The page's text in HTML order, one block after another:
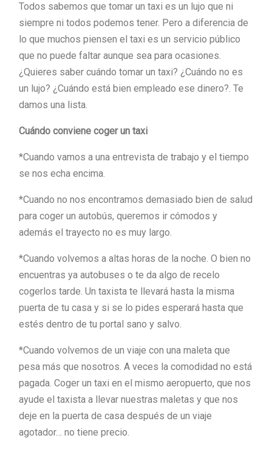
Todos sabemos que tomar un taxi es un lujo que ni
siempre ni todos podemos tener. Pero a diferencia de
lo que muchos piensen el taxi es un servicio público
que no puede faltar aunque sea para ocasiones.
¿Quieres saber cuándo tomar un taxi? ¿Cuándo no es
un lujo? ¿Cuándo está bien empleado ese dinero?. Te
damos una lista.
Cuándo conviene coger un taxi
*Cuando vamos a una entrevista de trabajo y el tiempo
se nos echa encima.
*Cuando no nos encontramos demasiado bien de salud
para coger un autobús, queremos ir cómodos y
además el trayecto no es muy largo.
*Cuando volvemos a altas horas de la noche. O bien no
encuentras ya autobuses o te da algo de recelo
cogerlos tarde. Un taxista te llevará hasta la misma
puerta de tu casa y si se lo pides esperará hasta que
estés dentro de tu portal sano y salvo.
*Cuando volvemos de un viaje con una maleta que
pesa más que nosotros. A veces la comodidad no está
pagada. Coger un taxi en el mismo aeropuerto, que nos
ayude el taxista a llevar nuestras maletas y que nos
deje en la puerta de casa después de un viaje
agotador… no tiene precio.